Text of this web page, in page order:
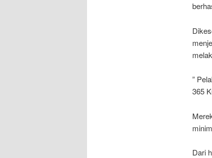
”
365
Dari